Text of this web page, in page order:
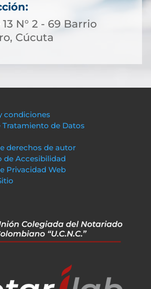
N° 2 - 69 Barrio
Cúcuta
condiciones
Tratamiento de Datos
derechos de autor
de Accesibilidad
Privacidad Web